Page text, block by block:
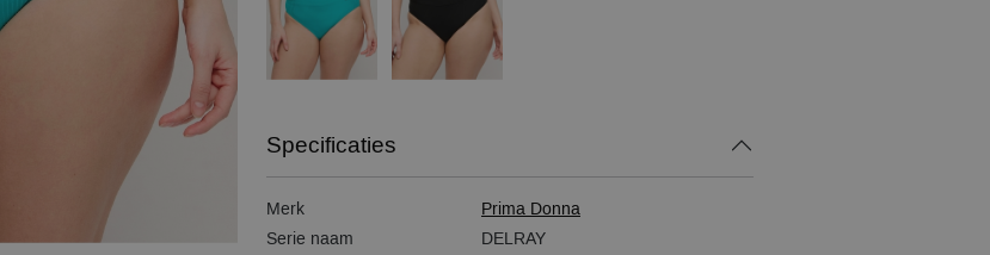
Specificaties
Merk
Prima Donna
Serie naam
DELRAY